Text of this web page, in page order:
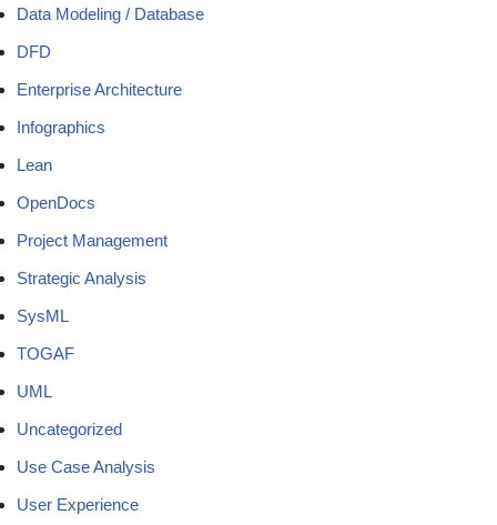
Data Modeling / Database
DFD
Enterprise Architecture
Infographics
Lean
OpenDocs
Project Management
Strategic Analysis
SysML
TOGAF
UML
Uncategorized
Use Case Analysis
User Experience